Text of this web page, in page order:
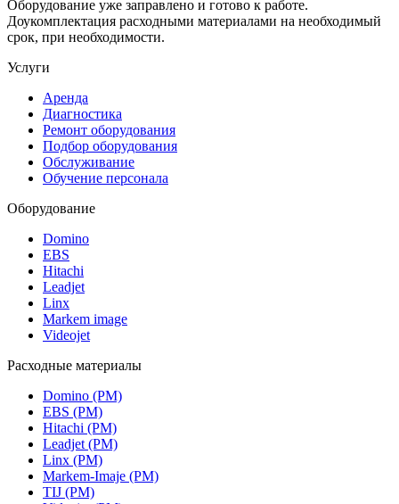
Оборудование уже заправлено и готово к работе.
Доукомплектация расходными материалами на необходимый
срок, при необходимости.
Услуги
Аренда
Диагностика
Ремонт оборудования
Подбор оборудования
Обслуживание
Обучение персонала
Оборудование
Domino
EBS
Hitachi
Leadjet
Linx
Markem image
Videojet
Расходные материалы
Domino (РМ)
EBS (РМ)
Hitachi (РМ)
Leadjet (РМ)
Linx (РМ)
Markem-Imaje (РМ)
TIJ (РМ)